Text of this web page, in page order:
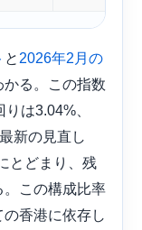
と 2026年2月の
かる。この指数
は3.04%、
新の見直し
とどまり、残
。この構成比率
香港に依存し